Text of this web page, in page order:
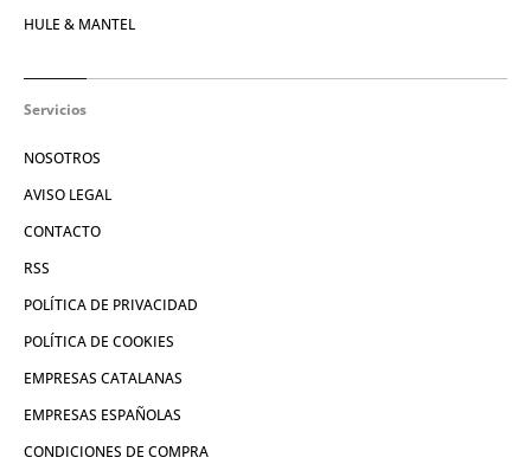
HULE & MANTEL
Servicios
NOSOTROS
AVISO LEGAL
CONTACTO
RSS
POLÍTICA DE PRIVACIDAD
POLÍTICA DE COOKIES
EMPRESAS CATALANAS
EMPRESAS ESPAÑOLAS
CONDICIONES DE COMPRA